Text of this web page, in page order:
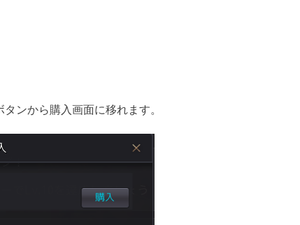
ンから購入画面に移れます。